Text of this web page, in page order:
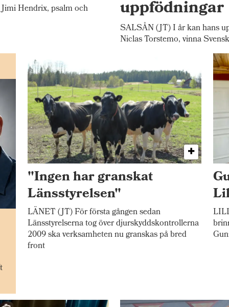
Hendrix, psalm och uppfödningar
SALSÅN (JT) I år kan hans
Niclas Torstemo, vinna
"Ingen har granskat
Länsstyrelsen"
LÄNET (JT) För första gången sedan
Länsstyrelserna tog över djurskyddskontrollerna
2009 ska verksamheten nu granskas på bred
front